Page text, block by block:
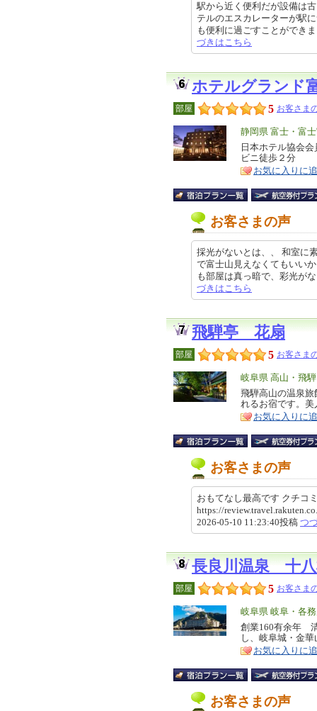
駅から近く便利だが設備は
テルのエスカレーターが駅
も便利に過ごすことができ
づきはこちら
ホテルグランド
部屋 5 お客さま
エ
リ
ア
静岡県 富士・富
特
徴
日本ホテル協会
ビニ徒歩２
お気に入りに
お客さまの声
採光がないとは、、 和室に
で富士山見えなくてもいい
も部屋は真っ暗で、彩光が
づきはこちら
飛騨亭 花扇
部屋 5 お客さま
エ
リ
ア
岐阜県 高山・飛騨
特
徴
飛騨高山の温泉
れるお宿です。
お気に入りに
お客さまの声
おもてなし最高です クチ
https://
2026-05-10 11:23:40投稿 つ
長良川温泉 十
部屋 5 お客さま
エ
リ
ア
岐阜県 岐阜・各
特
徴
創業160有余年
し、岐阜城・金
お気に入りに
お客さまの声